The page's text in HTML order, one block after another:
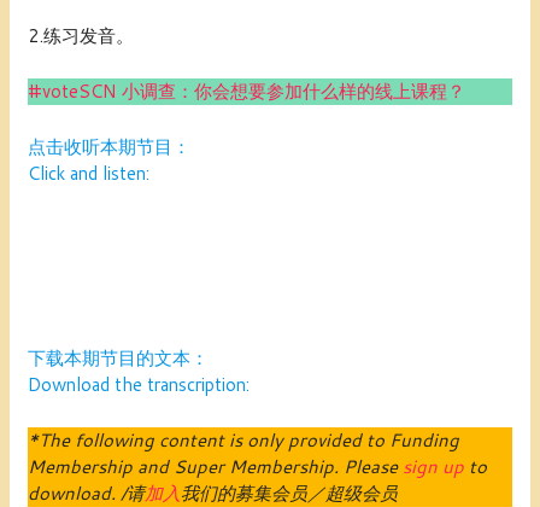
2.练习发音。
#voteSCN 小调查：你会想要参加什么样的线上课程？
点击收听本期节目：
Click and listen:
下载本期节目的文本：
Download the transcription:
*The following content is only provided to Funding
Membership and Super Membership. Pleasesign up to
download. /请加入我们的募集会员／超级会员